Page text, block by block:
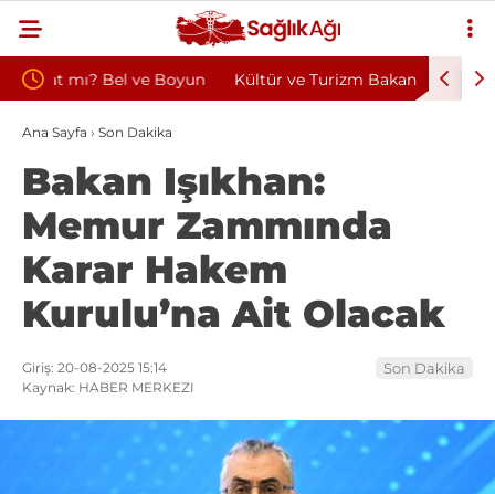
Kültür ve Turizm Bakanlığı Uludağ Alan
Başkanlığı 11 Sürekli İşçi Alımı Duyuruldu
Bu
Ana Sayfa › Son Dakika
Bakan Işıkhan:
Memur Zammında
Karar Hakem
Kurulu’na Ait Olacak
Giriş: 20-08-2025 15:14
Kaynak: HABER MERKEZI
Son Dakika